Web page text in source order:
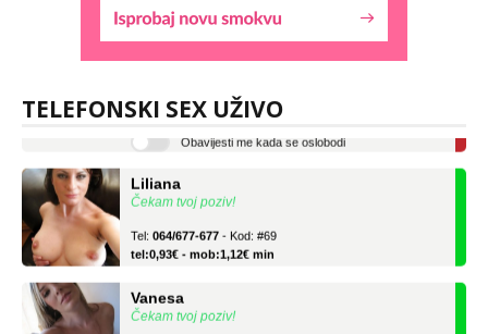
TELEFONSKI SEX UŽIVO
Lucija
tel:0,93€ - mob:1,12€ min
Čekam tvoj poziv!
tel:0,93€ - mob:1,12€ min
Čekam tvoj poziv!